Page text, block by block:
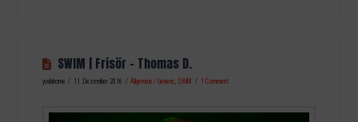
SWIM | Frisör – Thomas D.
yodahome 11. Dezember 2016 Allgemein / Generic, SWiM 1 Comment